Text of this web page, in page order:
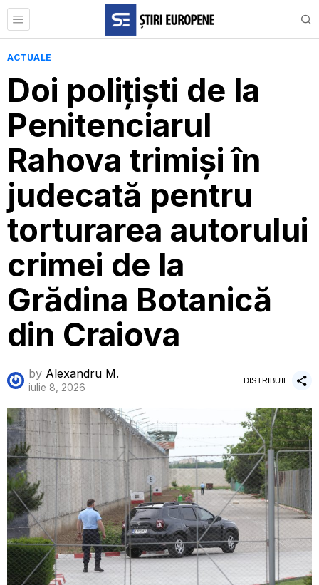
ACTUALE
Doi polițiști de la
Penitenciarul
Rahova trimiși în
judecată pentru
torturarea autorului
crimei de la
Grădina Botanică
din Craiova
by Alexandru M.
iulie 8, 2026
DISTRIBUIE